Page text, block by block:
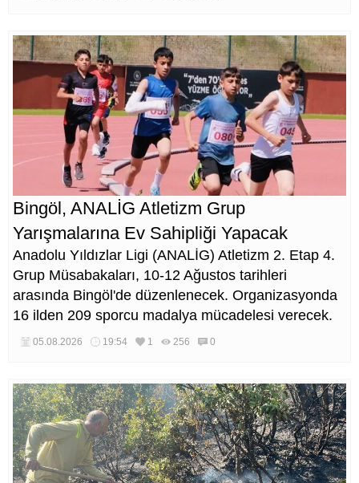
Bingöl, ANALİG Atletizm Grup
Yarışmalarına Ev Sahipliği Yapacak
Anadolu Yıldızlar Ligi (ANALİG) Atletizm 2. Etap 4.
Grup Müsabakaları, 10-12 Ağustos tarihleri
arasında Bingöl'de düzenlenecek. Organizasyonda
16 ilden 209 sporcu madalya mücadelesi verecek.
05.08.2026 19:54 1 256 0